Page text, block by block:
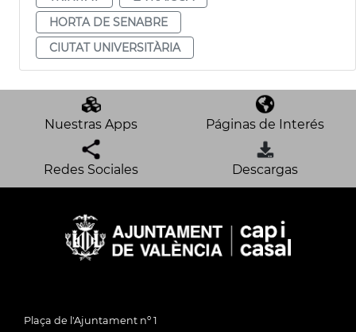
HORTA DE SENABRE
CIUTAT UNIVERSITÀRIA
Nuestras Apps Páginas de Interés
Redes Sociales Descargas
Plaça de l'Ajuntament nº 1